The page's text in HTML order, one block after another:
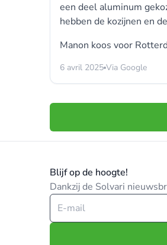
een deel aluminum
hebben de kozijnen en
Manon koos voor
6 avril 2025 Via Google
Blijf op de hoogte!
Dankzij de Solvari